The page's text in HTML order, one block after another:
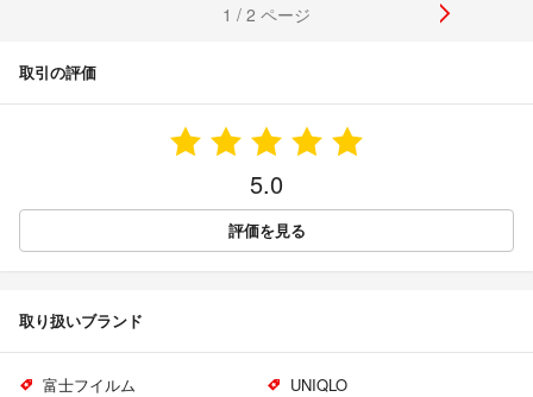
1 / 2 ページ
取引の評価
5.0
評価を見る
取り扱いブランド
富士フイルム
UNIQLO